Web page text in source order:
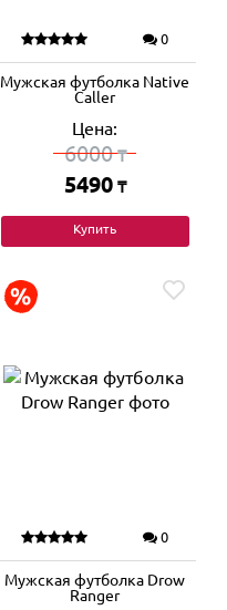
0
Мужская футболка Native
Caller
Цена:
6000₸
5490 ₸
Купить
0
Мужская футболка Drow
Ranger